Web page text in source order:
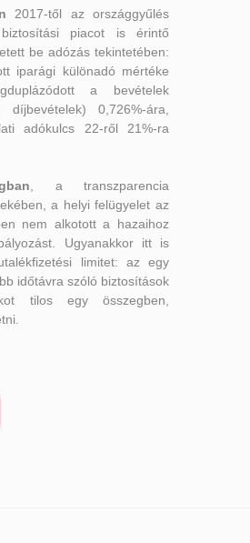
2017-től az országgyűlés
piacot is érintő
be adózás tekintetében:
iparági különadó mértéke
a bevételek
díjbevételek) 0,726%-ára,
adókulcs 22-ről 21%-ra
, a transzparencia
a helyi felügyelet az
nem alkotott a hazaihoz
Ugyanakkor itt is
limitet: az egy
időtávra szóló biztosítások
tilos egy összegben,